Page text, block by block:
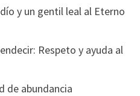
y un gentil leal al Eterno
Respeto y ayuda al
de abundancia